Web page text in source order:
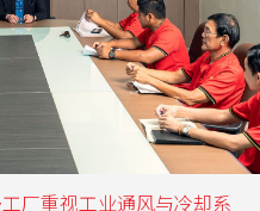
厂重视工业通风与冷却系